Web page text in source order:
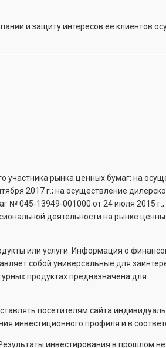
и защиту интересов ее клиентов
рынка ценных бумаг: на
2017 г.; на осуществление
№045-13949-001000 от 24 июля 2015
деятельности на рынке
или услуги. Информация о
собой универсальные для
продуктах предназначена для
посетителям сайта
инвестиционного профиля и в
инвестирования в прошлом не